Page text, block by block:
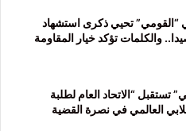
“القومي” تحيي ذكرى استشهاد
والكلمات تؤكد خيار المقاومة
تستقبل “الاتحاد العام لطلبة
العالمي في نصرة القضية